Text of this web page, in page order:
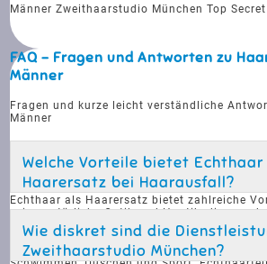
Männer Zweithaarstudio München Top
FAQ - Fragen und Antworten zu
Männer
Fragen und kurze leicht verständliche
Männer
Welche Vorteile bietet Echthaar
Haarersatz bei Haarausfall?
Echthaar als Haarersatz bietet zahlreiche
seine natürliche Optik und Haptik, die es
Unterschied zu echtem Haar zu erkennen.
kann wie natürliches Haar gestylt, gefärbt
Zudem ist es widerstandsfähig gegen
Wie diskret sind die
Zweithaarstudio München?